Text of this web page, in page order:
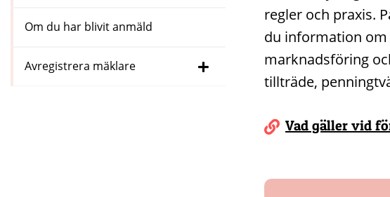
Om du har blivit anmäld
Avregistrera mäklare
regler och praxis.
du information om
marknadsföring
tillträde,
Vad gäller vid